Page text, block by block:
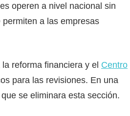
operen a nivel nacional sin
a las empresas
reforma financiera y el Centro
para las revisiones. En una
se eliminara esta sección.